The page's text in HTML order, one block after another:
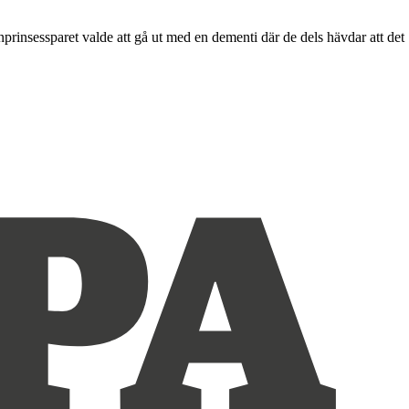
valde att gå ut med en dementi där de dels hävdar att det